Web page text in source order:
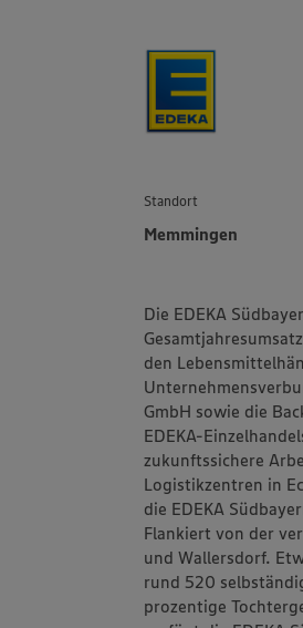
Standort
Memmingen
Die EDEKA
den
GmbH sowie die
EDEKA-
zukunftssichere
Logistikzentren in
die EDEKA
Flankiert von der
und Wallersdorf.
rund 520
prozentige